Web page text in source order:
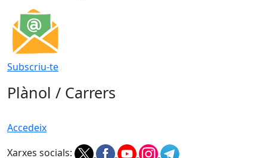
Subscriu-te
Plànol / Carrers
Accedeix
Xarxes socials: